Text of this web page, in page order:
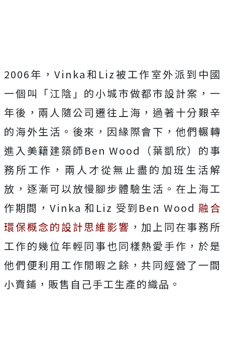
2006年，Vinka和Liz被工作室外派到中國
一個叫「江陰」的小城市做都市設計案，一
年後，兩人隨公司遷往上海，過著十分艱辛
的海外生活。後來，因緣際會下，他們輾轉
進入美籍建築師Ben Wood（葉凱欣）的事
務所工作，兩人才從無止盡的加班生活解
放，逐漸可以放慢腳步體驗生活。在上海工
作期間，Vinka 和Liz 受到Ben Wood 融合
環保概念的設計思維影響 ，加上同在事務所
工作的幾位年輕同事也同樣熱愛手作，於是
他們便利用工作閒暇之餘，共同經營了一間
小賣鋪，販售自己手工生產的織品。